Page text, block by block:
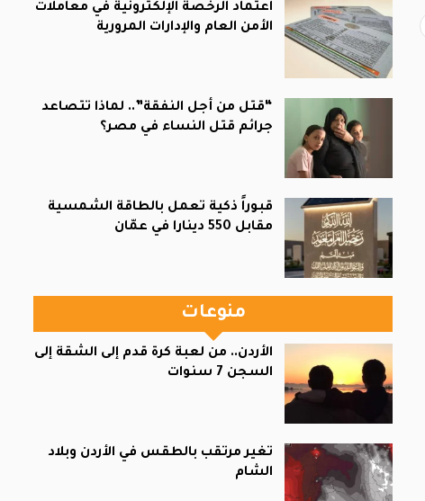
اعتماد الرخصة الإلكترونية في معاملات
الأمن العام والإدارات المرورية
“قتل من أجل النفقة”.. لماذا تتصاعد
جرائم قتل النساء في مصر؟
قبوراً ذكية تعمل بالطاقة الشمسية
مقابل 550 دينارا في عمّان
منوعات
الأردن.. من لعبة كرة قدم إلى الشقة إلى
السجن 7 سنوات
تغير مرتقب بالطقس في الأردن وبلاد
الشام